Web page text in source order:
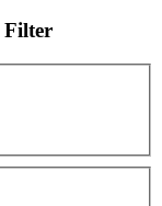
Filter